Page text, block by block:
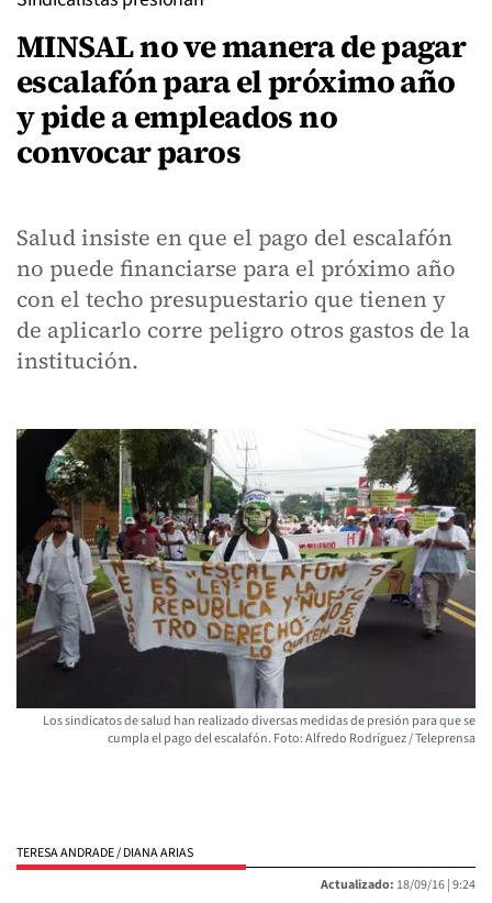
MINSAL no ve manera de pagar
escalafón para el próximo año
y pide a empleados no
convocar paros
Salud insiste en que el pago del escalafón
no puede financiarse para el próximo año
con el techo presupuestario que tienen y
de aplicarlo corre peligro otros gastos de la
institución.
Los sindicatos de salud han realizado diversas medidas de presión para que se
cumpla el pago del escalafón. Foto: Alfredo Rodríguez / Teleprensa
TERESA ANDRADE / DIANA ARIAS
Actualizado: 18/09/16 |9:24